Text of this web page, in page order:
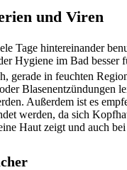
und Viren
Tage hintereinander
Hygiene im Bad besser
gerade in feuchten
Blasenentzündungen
Außerdem ist es
werden, da sich
Haut zeigt und auch